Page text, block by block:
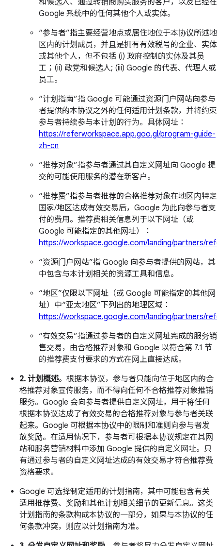
和候选人、通过转销商购买服务的客户，以及已经在
Google 系统中的任何其他个人或实体。
“参与者”指主要经营地点或居住地位于本协议所述地
区内的计划成员，并且是拥有有效税号的企业、实体
或其他个人，但不包括 (i) 政府控制的实体及其员
工；(ii) 政党和候选人; (iii) Google 的代表、代理人或
员工。
“计划指南”指 Google 可能通过资源门户网站向参与
者提供的本协议之外的任何适用计划条款，并将约束
参与者持续参与本计划的行为。具体网址：
https://referworkspace.app.goo.gl/program-guide-
zh-cn
“推荐对象”指参与者通过其自定义网址向 Google 提
交的可能使用服务的潜在新客户。
“推荐费”指参与者推荐的合格推荐对象在地区内特定
国家/地区达成有效交易后，Google 为此向参与者支
付的费用。推荐费相关信息列于以下网址（或
Google 可能指定的其他网址）：
https://workspace.google.com/landing/partners/
“资源门户网站”指 Google 向参与者提供的网站，其
中包含与本计划相关的资源工具和信息。
“地区”仅限以下网址（或 Google 可能指定的其他网
址）中“亚太地区”下列出的地理区域：
https://workspace.google.com/landing/partners/
“有效交易”指通过参与者的自定义网址完成的服务销
售交易，由合格推荐对象和 Google 以符合第 7.1 节
的推荐费支付要求的方式在网上直接达成。
2. 计划概述。根据本协议，参与者只能向位于地区内的合
格推荐对象宣传服务，而不得向任何不合格推荐对象推销
服务。Google 会向参与者提供自定义网址，用于将任何
根据本协议达成了有效交易的合格推荐对象与参与者关联
起来。Google 可根据本协议中的限制和准则向参与者发
放奖励。在适用情况下，参与者可根据本协议规定在其网
站和服务营销材料中添加 Google 提供的自定义网址。只
有通过参与者的自定义网址达成的有效交易才符合推荐费
资格要求。
Google 可选择制定适用的计划指南，其中可能包含有关
适用推荐费、奖励和其他计划相关细节的更新信息。这类
计划指南的条款构成本协议的一部分，如果与本协议的任
何条款冲突，则应以计划指南为准。